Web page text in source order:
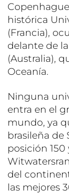
histórica
(Francia),
delante de
(Australia),
Oceanía.
Ninguna
entra en el
mundo, ya
brasileña de
posición
del
las mejores